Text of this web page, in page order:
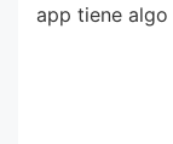
app tiene